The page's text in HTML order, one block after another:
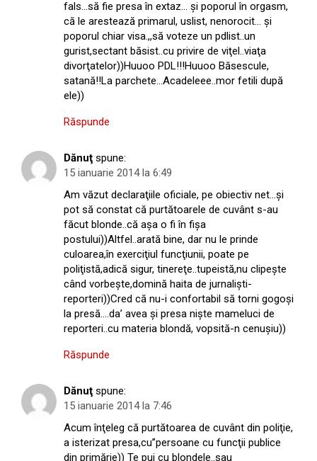
fals…să fie presa în extaz… şi poporul în orgasm,
că le arestează primarul, uslist, nenorocit… şi
poporul chiar visa.,,să voteze un pdlist..un
gurist,sectant băsist..cu privire de viţel..viaţa
divorţatelor))Huuoo PDL!!!Huuoo Băsescule,
satană!!La parchete…Acadeleee..mor fetili după
ele))
Răspunde
Dănuţ spune:
15 ianuarie 2014 la 6:49
Am văzut declaraţiile oficiale, pe obiectiv net…şi
pot să constat că purtătoarele de cuvânt s-au
făcut blonde..că aşa o fi în fişa
postului))Altfel..arată bine, dar nu le prinde
culoarea,în exerciţiul funcţiunii, poate pe
poliţistă,adică sigur, tinereţe..tupeistă,nu clipeşte
când vorbeşte,domină haita de jurnalişti-
reporteri))Cred că nu-i confortabil să torni gogoşi
la presă….da’ avea şi presa nişte mameluci de
reporteri..cu materia blondă, vopsită-n cenuşiu))
Răspunde
Dănuţ spune:
15 ianuarie 2014 la 7:46
Acum înţeleg că purtătoarea de cuvânt din poliţie,
a isterizat presa,cu”persoane cu funcţii publice
din primărie)) Te pui cu blondele..sau